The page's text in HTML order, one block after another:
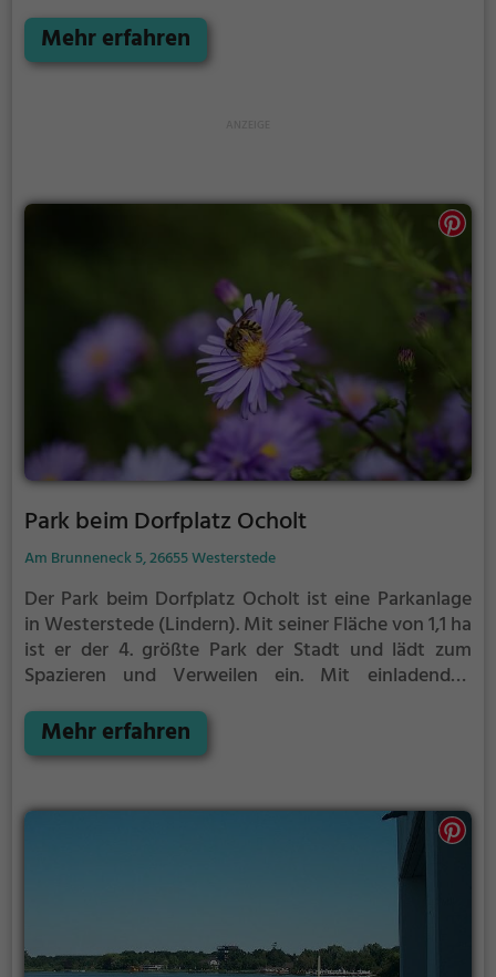
September ist der Jümmesee ein beliebtes
Ausflugsziel. Egal ob für Familien, Freunde oder
Mehr erfahren
Park beim Dorfplatz Ocholt
Am Brunneneck 5, 26655 Westerstede
Der Park beim Dorfplatz Ocholt ist eine Parkanlage
in Westerstede (Lindern).Mit seiner Fläche von 1,1 ha
ist er der 4. größte Park der Stadt und lädt zum
Spazieren und Verweilen ein. Mit einladenden
beim Dorfplatz Ocholt zahlreiche Möglichkeiten zur
Entspannung.
Mehr erfahren